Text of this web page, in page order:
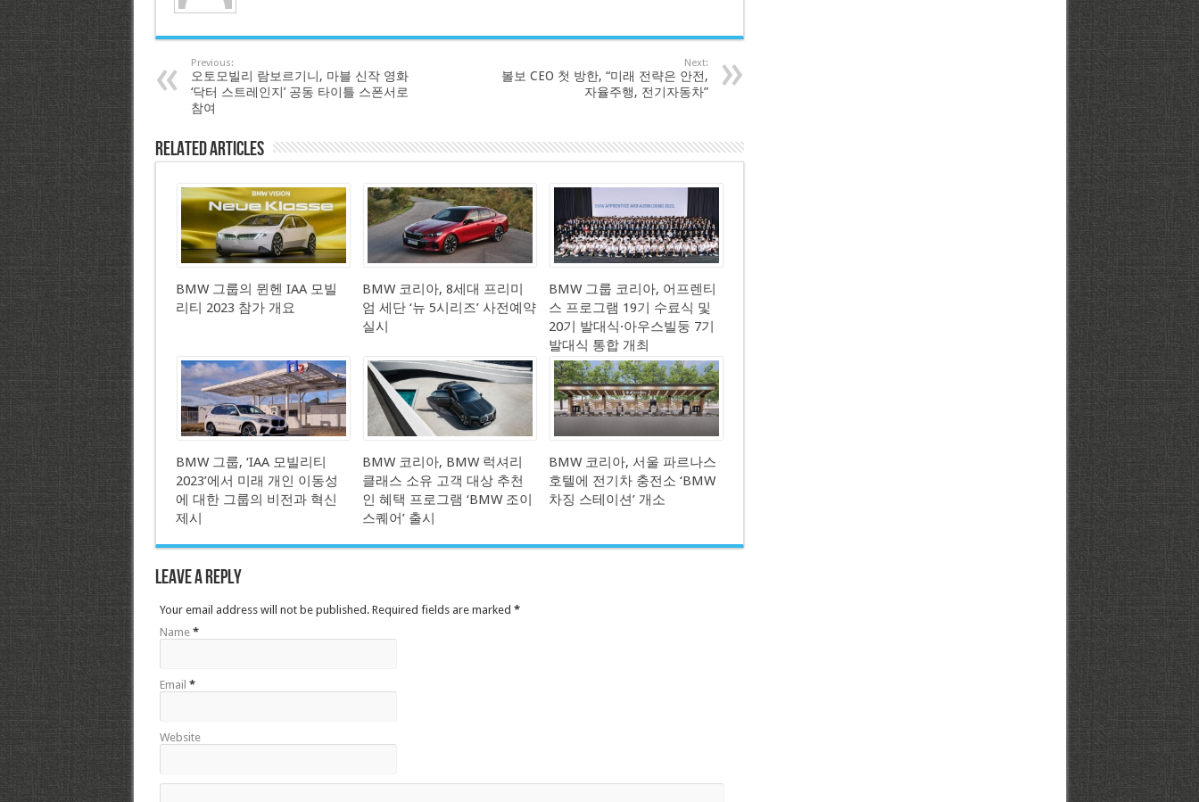
Previous:
오토모빌리 람보르기니, 마블 신작 영화
‘닥터 스트레인지’ 공동 타이틀 스폰서로
참여
Next:
볼보 CEO 첫 방한, “미래 전략은 안전,
자율주행, 전기자동차”
Related Articles
BMW 그룹의 뮌헨 IAA 모빌
리티 2023 참가 개요
BMW 코리아, 8세대 프리미
엄 세단 ‘뉴 5시리즈’ 사전예약
실시
BMW 그룹 코리아, 어프렌티
스 프로그램 19기 수료식 및
20기 발대식·아우스빌둥 7기
발대식 통합 개최
BMW 그룹, ‘IAA 모빌리티
2023’에서 미래 개인 이동성
에 대한 그룹의 비전과 혁신
제시
BMW 코리아, BMW 럭셔리
클래스 소유 고객 대상 추천
인 혜택 프로그램 ‘BMW 조이
스퀘어’ 출시
BMW 코리아, 서울 파르나스
호텔에 전기차 충전소 ‘BMW
차징 스테이션’ 개소
Leave a Reply
Your email address will not be published. Required fields are marked *
Name *
Email *
Website